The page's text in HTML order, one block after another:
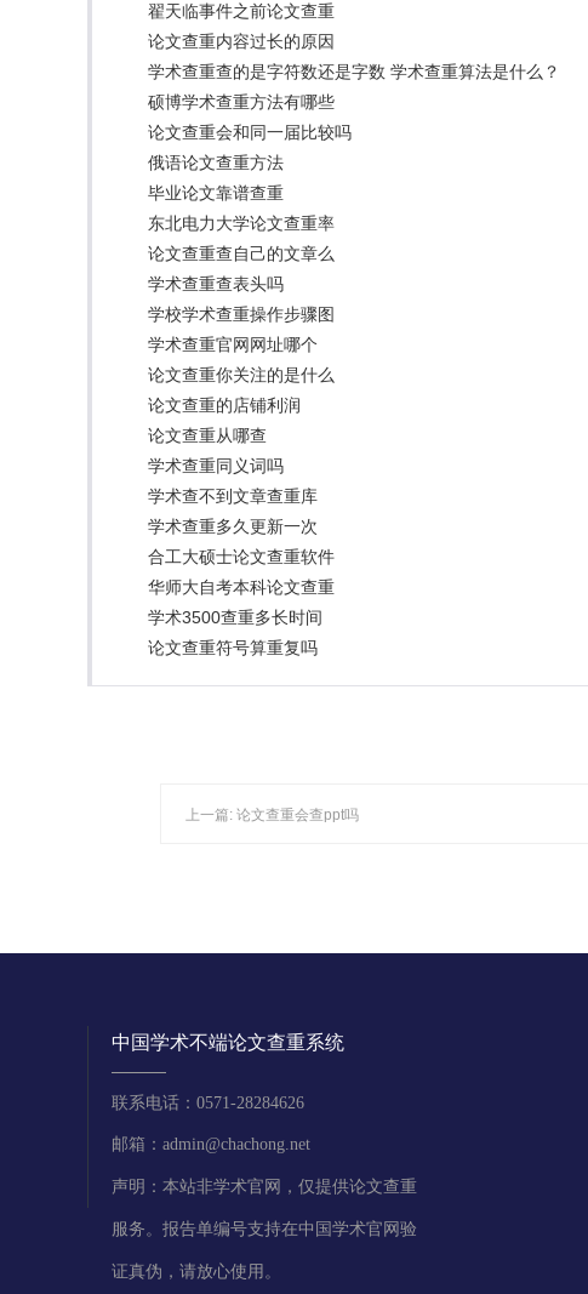
翟天临事件之前论文查重
论文查重内容过长的原因
学术查重查的是字符数还是字数 学术查重算法是什么？
硕博学术查重方法有哪些
论文查重会和同一届比较吗
俄语论文查重方法
毕业论文靠谱查重
东北电力大学论文查重率
论文查重查自己的文章么
学术查重查表头吗
学校学术查重操作步骤图
学术查重官网网址哪个
论文查重你关注的是什么
论文查重的店铺利润
论文查重从哪查
学术查重同义词吗
学术查不到文章查重库
学术查重多久更新一次
合工大硕士论文查重软件
华师大自考本科论文查重
学术3500查重多长时间
论文查重符号算重复吗
上一篇: 论文查重会查ppt吗
中国学术不端论文查重系统
联系电话：0571-28284626
邮箱：admin@chachong.net
声明：本站非学术官网，仅提供论文查重
服务。报告单编号支持在中国学术官网验
证真伪，请放心使用。